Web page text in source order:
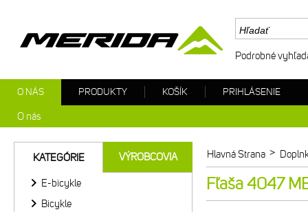
Hlavná Strana >
Fľaša 4047
KATEGÓRIE VÝROBCOVIA
E-bicykle
Bicykle
Podrobné
O NÁS
O nás
PRODUKTY KOŠÍK PRIHLÁSENIE